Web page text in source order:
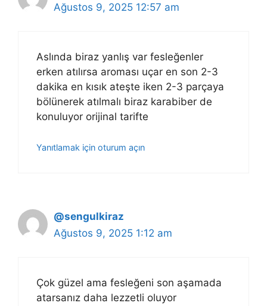
Ağustos 9, 2025 12:57 am
Aslında biraz yanlış var fesleğenler
erken atılırsa aroması uçar en son 2-3
dakika en kısık ateşte iken 2-3 parçaya
bölünerek atılmalı biraz karabiber de
konuluyor orijinal tarifte
Yanıtlamak için oturum açın
@sengulkiraz
Ağustos 9, 2025 1:12 am
Çok güzel ama fesleğeni son aşamada
atarsanız daha lezzetli oluyor